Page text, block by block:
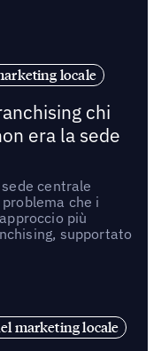
locale
chi
era la sede
centrale
problema che i
più
supportato
marketing locale